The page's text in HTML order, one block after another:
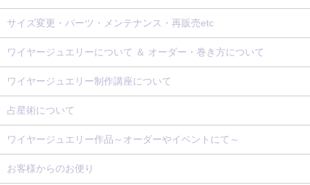
サイズ変更・パーツ・メンテナンス・再販売etc
ワイヤージュエリーについて ＆ オーダー・巻き方について
ワイヤージュエリー制作講座について
占星術について
ワイヤージュエリー作品～オーダーやイベントにて～
お客様からのお便り